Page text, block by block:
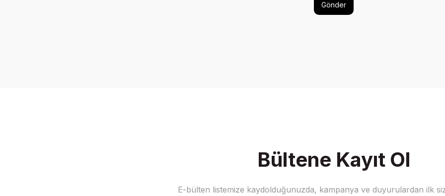
Gönder
Bültene Kayıt Ol
E-bülten listemize kaydolduğunuzda, kampanya ve duyurulardan ilk